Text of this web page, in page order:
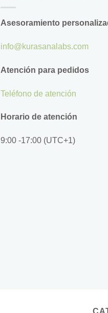
Asesoramiento
info@kurasanalabs.com
Atención para pedidos
Teléfono de atención
Horario de atención
9:00 -17:00 (UTC+1)